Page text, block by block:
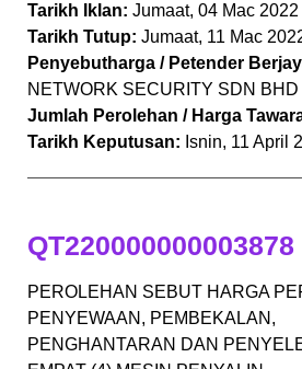
Tarikh Iklan: Jumaat, 04 Mac 2022
Tarikh Tutup: Jumaat, 11 Mac
Penyebutharga / Petender
NETWORK SECURITY SDN BHD
Jumlah Perolehan / Harga
Tarikh Keputusan: Isnin, 11 April
QT220000000003878
PEROLEHAN SEBUT HARGA
PENYEWAAN, PEMBEKALAN,
PENGHANTARAN DAN